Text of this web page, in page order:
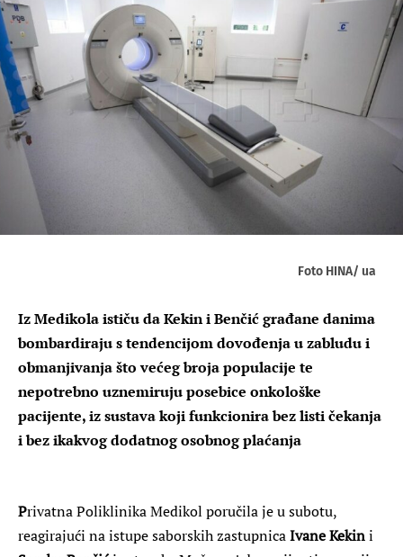
Foto HINA/ ua
Iz Medikola ističu da Kekin i Benčić građane danima
bombardiraju s tendencijom dovođenja u zabludu i
obmanjivanja što većeg broja populacije te
nepotrebno uznemiruju posebice onkološke
pacijente, iz sustava koji funkcionira bez listi čekanja
i bez ikakvog dodatnog osobnog plaćanja
Privatna Poliklinika Medikol poručila je u subotu,
reagirajući na istupe saborskih zastupnicaIvane Kekini